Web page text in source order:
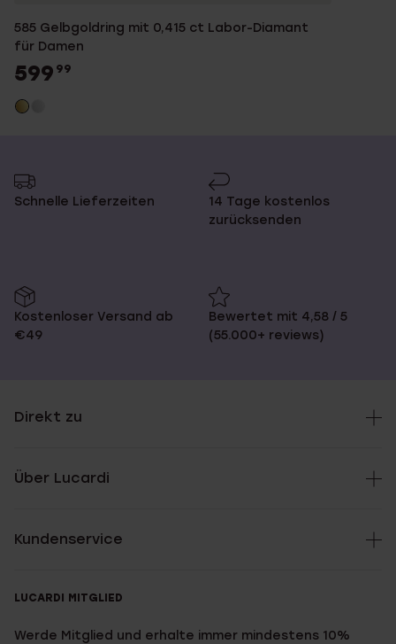
585 Gelbgoldring mit 0,415 ct Labor-Diamant
für Damen
599 99
Schnelle Lieferzeiten
14 Tage kostenlos
zurücksenden
Kostenloser Versand ab
€49
Bewertet mit 4,58 / 5
(55.000+ reviews)
Direkt zu
Über Lucardi
Kundenservice
LUCARDI MITGLIED
Werde Mitglied und erhalte immer mindestens 10%